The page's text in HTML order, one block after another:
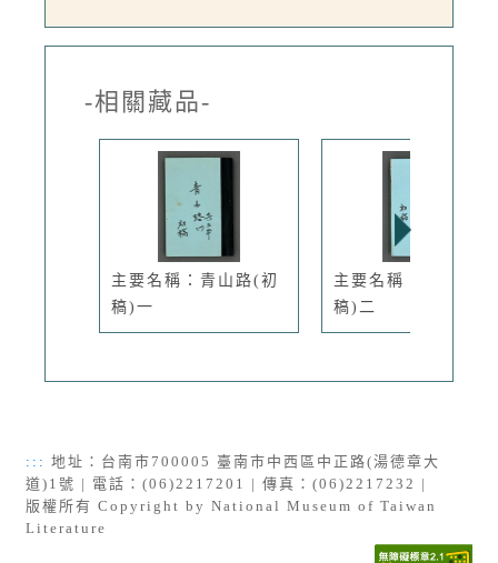
-相關藏品-
主要名稱：青山路(初
稿)一
主要名稱：白版戶(
稿)二
::: 地址：台南市700005 臺南市中西區中正路(湯德章大
道)1號 | 電話：(06)2217201 | 傳真：(06)2217232 |
版權所有 Copyright by National Museum of Taiwan
Literature